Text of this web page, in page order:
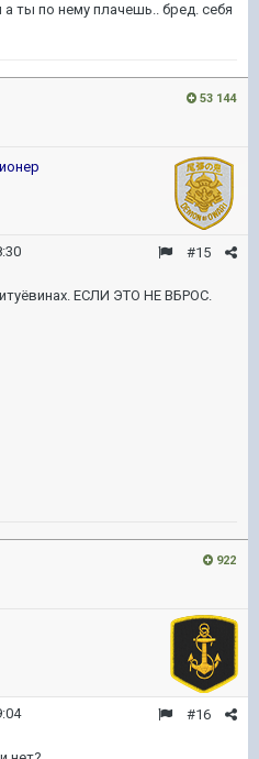
ты по нему плачешь.. бред. себя
53 144
#15
ЕСЛИ ЭТО НЕ ВБРОС.
922
#16